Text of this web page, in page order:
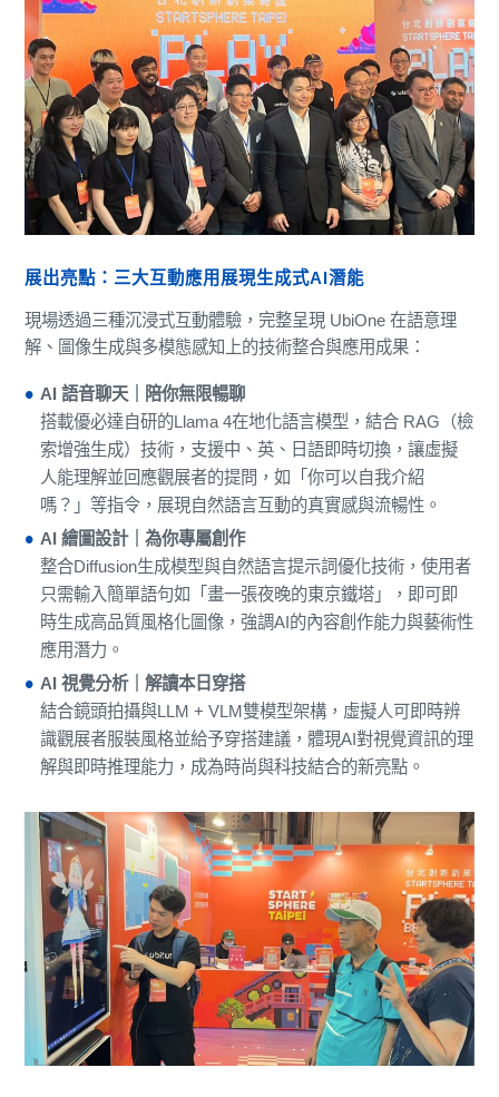
展出亮點：三大互動應用展現生成式AI潛能
現場透過三種沉浸式互動體驗，完整呈現 UbiOne 在語意理
解、圖像生成與多模態感知上的技術整合與應用成果：
AI 語音聊天｜陪你無限暢聊
搭載優必達自研的Llama 4在地化語言模型，結合 RAG（檢
索增強生成）技術，支援中、英、日語即時切換，讓虛擬
人能理解並回應觀展者的提問，如「你可以自我介紹
嗎？」等指令，展現自然語言互動的真實感與流暢性。
AI 繪圖設計｜為你專屬創作
整合Diffusion生成模型與自然語言提示詞優化技術，使用者
只需輸入簡單語句如「畫一張夜晚的東京鐵塔」，即可即
時生成高品質風格化圖像，強調AI的內容創作能力與藝術性
應用潛力。
AI 視覺分析｜解讀本日穿搭
結合鏡頭拍攝與LLM + VLM雙模型架構，虛擬人可即時辨
識觀展者服裝風格並給予穿搭建議，體現AI對視覺資訊的理
解與即時推理能力，成為時尚與科技結合的新亮點。